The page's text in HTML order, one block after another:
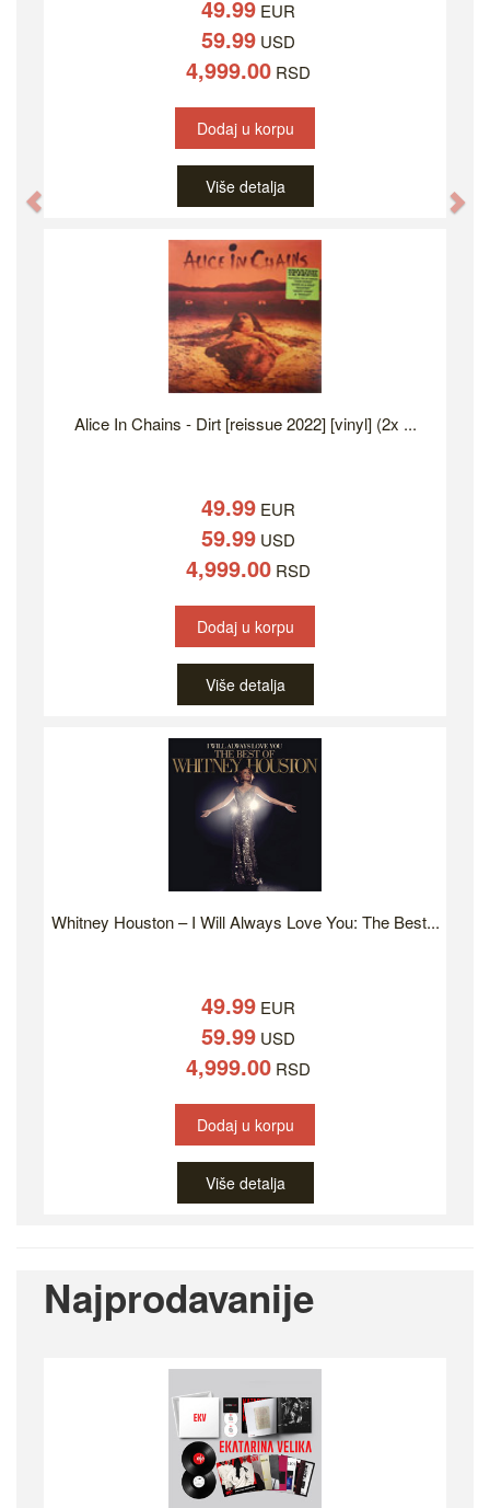
49.99EUR
59.99USD
4,999.00RSD
Dodaj u korpu
Više detalja
Alice In Chains - Dirt [reissue 2022] [vinyl] (2x ...
49.99EUR
59.99USD
4,999.00RSD
Dodaj u korpu
Više detalja
Whitney Houston – I Will Always Love You: The Best...
49.99EUR
59.99USD
4,999.00RSD
Dodaj u korpu
Više detalja
Najprodavanije